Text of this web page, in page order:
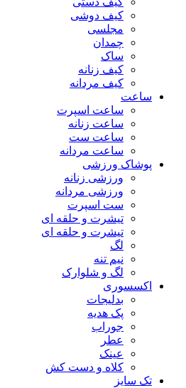
کیف دوشی
مجلسی
چمدان
ساک
کیف زنانه
کیف مردانه
ساعت
ساعت اسپرت
ساعت زنانه
ساعت ست
ساعت مردانه
پوشاک ورزشی
ورزشی زنانه
ورزشی مردانه
ست اسپرت
تیشرت و حلقه ای
تیشرت و حلقه ای
لگ
نیم تنه
لگ و شلوارک
اکسسوری
بدلیجات
پک هدیه
جوراب
عطر
عینک
کلاه و دست کش
تک سایز